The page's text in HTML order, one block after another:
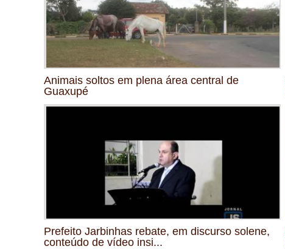
Animais soltos em plena área central de
Guaxupé
Prefeito Jarbinhas rebate, em discurso solene,
conteúdo de vídeo insi...